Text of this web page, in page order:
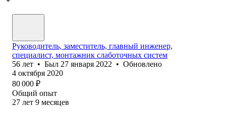
Руководитель, заместитель, главный инженер,
специалист, монтажник слаботочных систем
56 лет • Был 27 января 2022 • Обновлено
4 октября 2020
80 000 ₽
Общий опыт
27 лет 9 месяцев